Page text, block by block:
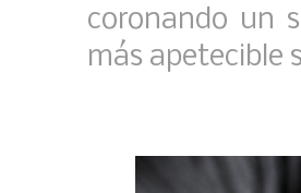
coronando un
más apetecible